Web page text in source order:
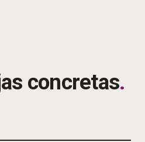
concretas.